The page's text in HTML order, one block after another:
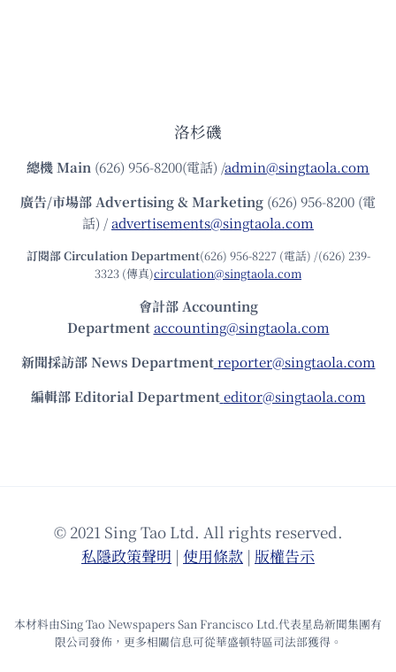
洛杉磯
總機Main (626) 956-8200(電話) /admin@singtaola.com
廣告/市場部Advertising & Marketing (626) 956-8200 (電
話) /advertisements@singtaola.com
訂閱部 Circulation Department(626) 956-8227 (電話) /(626) 239-
3323 (傳真)circulation@singtaola.com
會計部 Accounting
Department accounting@singtaola.com
新聞採訪部 News Department reporter@singtaola.com
編輯部 Editorial Department editor@singtaola.com
© 2021 Sing Tao Ltd. All rights reserved.
私隱政策聲明 | 使⽤條款 | 版權告⽰
本材料由Sing Tao Newspapers San Francisco Ltd.代表星島新聞集團有
限公司發佈，更多相關信息可從華盛頓特區司法部獲得。